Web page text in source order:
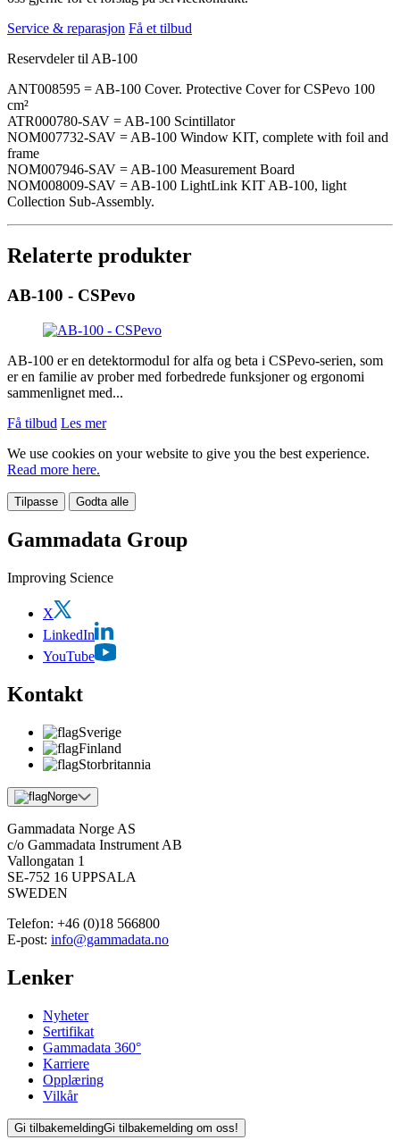
Service & reparasjon Få et tilbud
Reservdeler til AB-100
ANT008595 = AB-100 Cover. Protective Cover for CSPevo 100
cm²
ATR000780-SAV = AB-100 Scintillator
NOM007732-SAV = AB-100 Window KIT, complete with foil and
frame
NOM007946-SAV = AB-100 Measurement Board
NOM008009-SAV = AB-100 LightLink KIT AB-100, light
Collection Sub-Assembly.
Relaterte produkter
AB-100 - CSPevo
AB-100 er en detektormodul for alfa og beta i CSPevo-serien, som
er en familie av prober med forbedrede funksjoner og ergonomi
sammenlignet med...
Få tilbud Les mer
We use cookies on your website to give you the best experience.
Read more here.
Tilpasse Godta alle
Gammadata Group
Improving Science
X
LinkedIn
YouTube
Kontakt
Sverige
Finland
Storbritannia
Norge
Gammadata Norge AS
c/o Gammadata Instrument AB
Vallongatan 1
SE-752 16 UPPSALA
SWEDEN
Telefon: +46 (0)18 566800
E-post: info@gammadata.no
Lenker
Nyheter
Sertifikat
Gammadata 360°
Karriere
Opplæring
Vilkår
Gi tilbakemeldingGi tilbakemelding om oss!